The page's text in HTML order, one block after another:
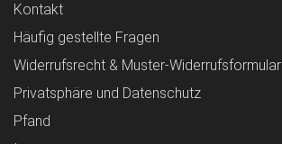
Kontakt
Häufig gestellte Fragen
Widerrufsrecht & Muster-Widerrufsformular
Privatsphäre und Datenschutz
Pfand